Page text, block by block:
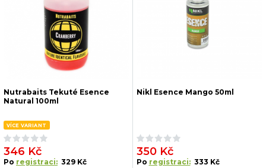
Nutrabaits Tekuté Esence
Natural 100ml
VÍCE VARIANT
346 Kč
Po registraci: 329 Kč
Nikl Esence Mango 50ml
350 Kč
Po registraci: 333 Kč